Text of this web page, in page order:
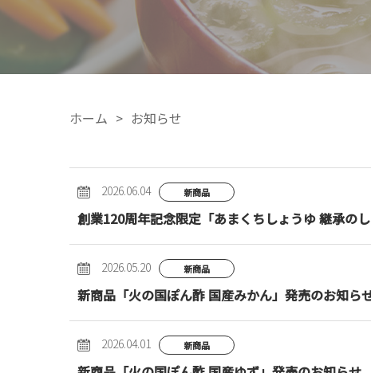
ホーム お知らせ
2026.06.04 新商品
創業120周年記念限定「あまくちしょうゆ 継承の
2026.05.20 新商品
新商品「火の国ぽん酢 国産みかん」発売のお知ら
2026.04.01 新商品